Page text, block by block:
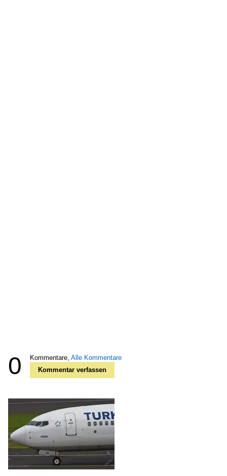
0 Kommentare, Alle Kommentare
Kommentar verfassen